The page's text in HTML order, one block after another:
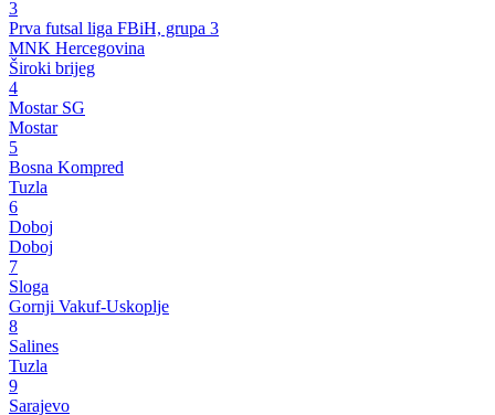
3
Prva futsal liga FBiH, grupa 3
MNK Hercegovina
Široki brijeg
4
Mostar SG
Mostar
5
Bosna Kompred
Tuzla
6
Doboj
Doboj
7
Sloga
Gornji Vakuf-Uskoplje
8
Salines
Tuzla
9
Sarajevo